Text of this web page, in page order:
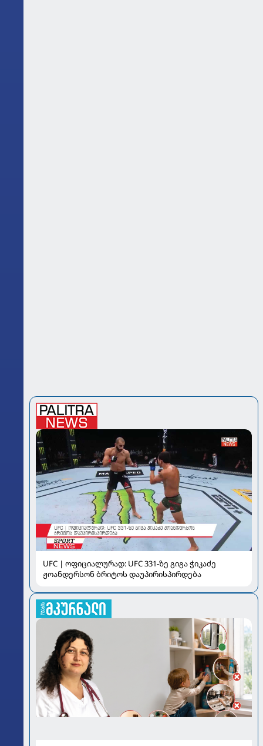
UFC | ოფიციალურად: UFC 331-ზე გიგა ჭიკაძე
ჟოანდერსონ ბრიტოს დაუპირისპირდება